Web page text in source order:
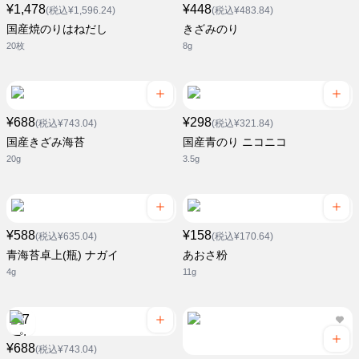
¥1,478(税込¥1,596.24)
国産焼のりはねだし
20枚
¥448(税込¥483.84)
きざみのり
8g
¥688(税込¥743.04)
国産きざみ海苔
20g
¥298(税込¥321.84)
国産青のり ニコニコ
3.5g
¥588(税込¥635.04)
青海苔卓上(瓶) ナガイ
4g
¥158(税込¥170.64)
あおさ粉
11g
¥688(税込¥743.04)